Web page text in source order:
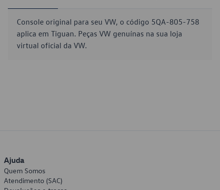
Console original para seu VW, o código 5QA-805-758
aplica em Tiguan. Peças VW genuínas na sua loja
virtual oficial da VW.
Ajuda
Quem Somos
Atendimento (SAC)